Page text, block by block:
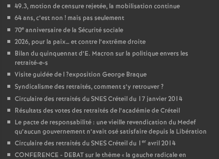
49.3, motion de censure rejetée, la mobilisation continue
64 ans, c’est non ! mais pas seulement
70e anniversaire de la Sécurité sociale
2026, pour la paix… et contre l’extrême droite
Bilan du quinquennat d’E. Macron sur la politique envers les
retraité-e-s
Visite guidée de l?exposition George Braque
Syndicalisme des retraités, comment s’y retrouver?
Circulaire des retraités duSNESCréteil du 17 janvier 2014
Résultats des votes des retraités de l’académie de Créteil
Le pacte de responsabilité : une vieille revendication du Medef
qu’aucun gouvernement n’avait osé satisfaire depuis la Libération
Circulaire des retraités duSNESCréteil du 1 er avril 2014
CONFERENCE - DEBATsur le thème « la gauche radicale en